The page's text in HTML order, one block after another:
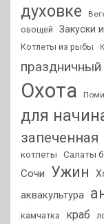
духовке
овощей
Закуски
Котлеты из рыбы
праздничный
Охота
для
запеченная
котлеты
Салаты
Сочи
Ужин
аквакультура
камчатка краб